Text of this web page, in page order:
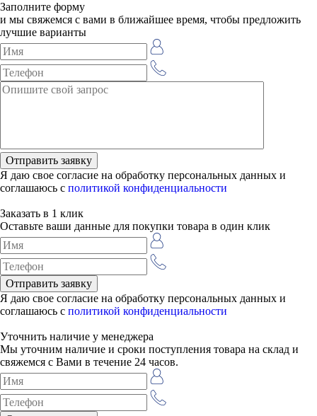
Заполните форму
и мы свяжемся с вами в ближайшее время, чтобы предложить
лучшие варианты
Я даю свое согласие на обработку персональных данных и
соглашаюсь с политикой конфиденциальности
Заказать в 1 клик
Оставьте ваши данные для покупки товара в один клик
Я даю свое согласие на обработку персональных данных и
соглашаюсь с политикой конфиденциальности
Уточнить наличие у менеджера
Мы уточним наличие и сроки поступления товара на склад и
свяжемся с Вами в течение 24 часов.